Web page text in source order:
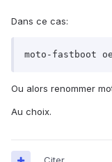
Dans ce cas:
moto-fastboot
Ou alors renommer
Au choix.